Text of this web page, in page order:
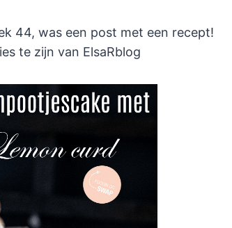
44, was een post met een recept!
te zijn van ElsaRblog